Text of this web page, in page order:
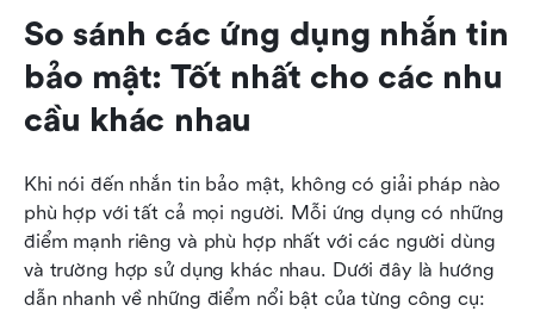
So sánh các ứng dụng nhắn tin
bảo mật: Tốt nhất cho các nhu
cầu khác nhau
Khi nói đến nhắn tin bảo mật, không có giải pháp nào
phù hợp với tất cả mọi người. Mỗi ứng dụng có những
điểm mạnh riêng và phù hợp nhất với các người dùng
và trường hợp sử dụng khác nhau. Dưới đây là hướng
dẫn nhanh về những điểm nổi bật của từng công cụ: